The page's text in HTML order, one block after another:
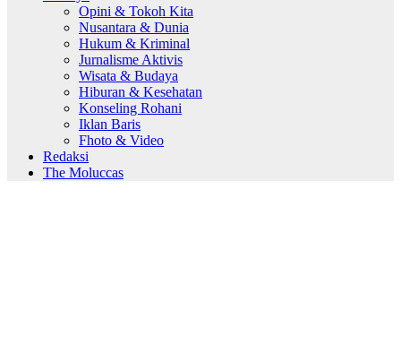
Opini & Tokoh Kita
Nusantara & Dunia
Hukum & Kriminal
Jurnalisme Aktivis
Wisata & Budaya
Hiburan & Kesehatan
Konseling Rohani
Iklan Baris
Fhoto & Video
Redaksi
The Moluccas